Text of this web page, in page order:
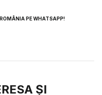
PE WHATSAPP!
ȘI